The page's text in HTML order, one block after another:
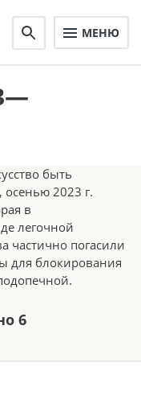
МЕНЮ
быть
2023 г.
в
легочной
частично погасили
для блокирования
6